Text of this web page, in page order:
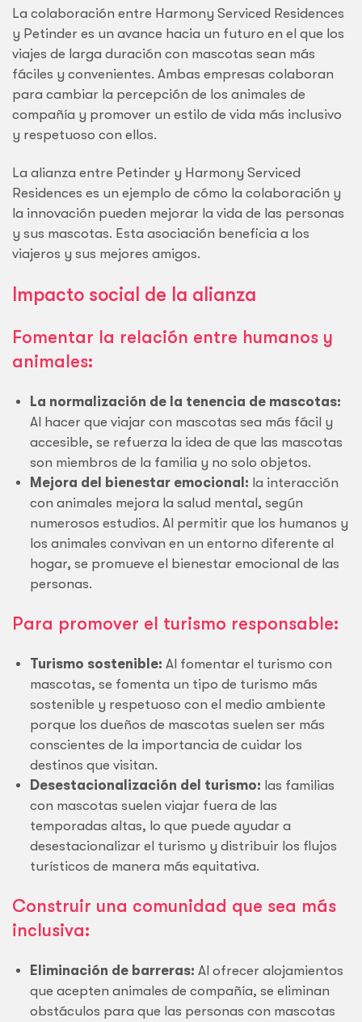
La colaboración entre Harmony Serviced Residences
y Petinder es un avance hacia un futuro en el que los
viajes de larga duración con mascotas sean más
fáciles y convenientes. Ambas empresas colaboran
para cambiar la percepción de los animales de
compañía y promover un estilo de vida más inclusivo
y respetuoso con ellos.
La alianza entre Petinder y Harmony Serviced
Residences es un ejemplo de cómo la colaboración y
la innovación pueden mejorar la vida de las personas
y sus mascotas. Esta asociación beneficia a los
viajeros y sus mejores amigos.
Impacto social de la alianza
Fomentar la relación entre humanos y
animales:
La normalización de la tenencia de mascotas:
Al hacer que viajar con mascotas sea más fácil y
accesible, se refuerza la idea de que las mascotas
son miembros de la familia y no solo objetos.
Mejora del bienestar emocional: la interacción
con animales mejora la salud mental, según
numerosos estudios. Al permitir que los humanos y
los animales convivan en un entorno diferente al
hogar, se promueve el bienestar emocional de las
personas.
Para promover el turismo responsable:
Turismo sostenible: Al fomentar el turismo con
mascotas, se fomenta un tipo de turismo más
sostenible y respetuoso con el medio ambiente
porque los dueños de mascotas suelen ser más
conscientes de la importancia de cuidar los
destinos que visitan.
Desestacionalización del turismo: las familias
con mascotas suelen viajar fuera de las
temporadas altas, lo que puede ayudar a
desestacionalizar el turismo y distribuir los flujos
turísticos de manera más equitativa.
Construir una comunidad que sea más
inclusiva:
Eliminación de barreras: Al ofrecer alojamientos
que acepten animales de compañía, se eliminan
obstáculos para que las personas con mascotas